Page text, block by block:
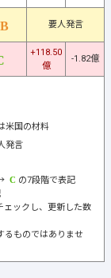
要人発言
+118.50
億
-1.82億
米国の材料
発言
の7段階で表記
ックし、更新した数
るものではありませ